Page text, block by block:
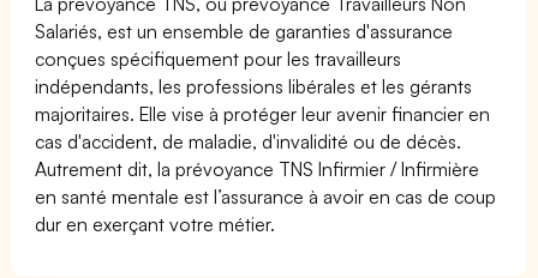
Salariés, est un ensemble de garanties d'assurance
conçues spécifiquement pour les travailleurs
indépendants, les professions libérales et les gérants
majoritaires. Elle vise à protéger leur avenir financier en
cas d'accident, de maladie, d'invalidité ou de décès.
Autrement dit, la prévoyance TNS Infirmier / Infirmière
en santé mentale est l’assurance à avoir en cas de coup
dur en exerçant votre métier.